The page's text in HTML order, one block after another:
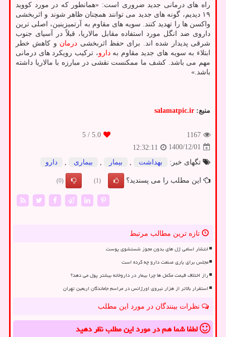
راه های درمانی جدید ضروری است: «همانطور که در مورد کووید
۱۹ دیدیم، گونه های جدید می توانند همچنان ظاهر شوند و اثربخشی
واکسن ها را تهدید کنند. سویه های مقاوم به آرتمیزینین، اصلی ترین
داروی ضد انگل مورد استفاده مقابل مالاریا، قبلاً در آسیای جنوب
شرقی پدیدار شده اند. برای حفظ اثربخشی درمان و کاهش خطر
ابتلاء به سویه های جدید مقاوم بهدارو، ترکیب رویکرد های درمانی
مهم می باشد. کشف ما ممکنست نقشی در مبارزه با مالاریا داشته
باشد.»
منبع: salamatpic.ir
1167
5.0
/ 5
1400/12/01
12:32:11
تگهای خبر:
بهداشت بیمار بیماری دارو
این مطلب را می پسندید؟ (1)
(0)
تازه ترین مطالب مرتبط
انتشار اسامی ژل های بدون مجوز شستشوی پوست
مجلس برای یاری صنعت دارو چه کرده است
راز اختلاف قیمت مکمل ها چرا بیمار در داروخانه بیشتر پول می دهد؟
استقرار بالاتر از هزار نیروی اورژانس در مراسم جاماندگان اربعین تهران
نظرات بینندگان در مورد این مطلب
لطفا شما همدر مورد این مطلبنظر دهید